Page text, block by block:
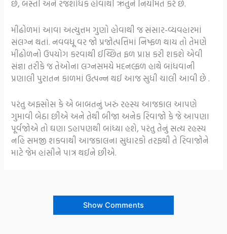
છે, બસ્તી અને રજશોધક હોવાથી ઋતુને નિયમિત કરે છે.
મીંઢોળમાં આવા અત્યુત્તમ ગુણો હોવાથી જ સંસાર-વ્યવહારમાં
સંલગ્ન થતાં. નવવધૂ વર જો પ્રજોત્પત્તિમાં નિષ્ફળ થાય તો તેમણે
મીંઢોળનો ઉપયોગ કરવાથી ઈચ્છિત ફળ પ્રાપ્ત કરી શકશે એવી
સંજ્ઞા તરીકે જ તેઓના લગ્નસમયે મદનલ્ફળ હાથે બાંધવાની
પ્રણાલી પુરાતન કાળમાં ઉત્પન્ન થઈ આજ સુધી ચાલી આવી છે .
પરંતુ અફ્સોસ કે એ બાબતનું ખરું રહસ્ય આજકાલ આપણે
ગુમાવી બેઠા છીએ અને તેથી બીજા અનેક રિવાજો કે જે આપણા
પૂર્વજોએ તો ઘણા ડહાપણથી બાંધ્યા હશે, પરંતુ તેનું સત્ય રહસ્ય
નહિ સમજી શકવાથી આજકાલના સુધારકો તરફથી તે રિવાજોને
માટે જેમ હાંસીને પાત્ર થઈને છીએ.
Show Comments